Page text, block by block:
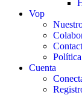
Vop
Cuenta